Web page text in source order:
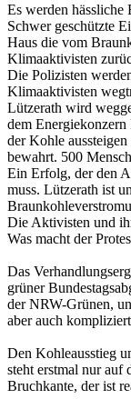
Es werden hässliche
Schwer geschützte
Haus die vom
Klimaaktivisten
Die Polizisten
Klimaaktivisten
Lützerath wird
dem
der Kohle
bewahrt. 500
Ein Erfolg, der den
muss. Lützerath ist
Die Aktivisten und
Was macht der
Das
grüner
der NRW-Grünen,
aber auch
Den Kohleausstieg
steht erstmal nur auf
Bruchkante, der ist